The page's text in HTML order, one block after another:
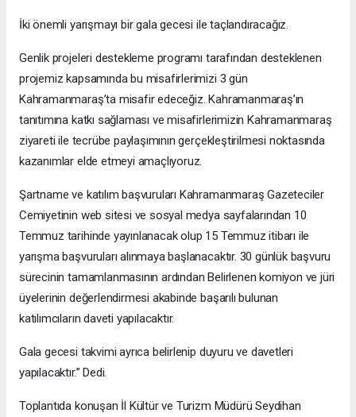
İki önemli yarışmayı bir gala gecesi ile taçlandıracağız.
Genlik projeleri destekleme programı tarafından desteklenen
projemiz kapsamında bu misafirlerimizi 3 gün
Kahramanmaraş’ta misafir edeceğiz. Kahramanmaraş’ın
tanıtımına katkı sağlaması ve misafirlerimizin Kahramanmaraş
ziyareti ile tecrübe paylaşımının gerçekleştirilmesi noktasında
kazanımlar elde etmeyi amaçlıyoruz.
Şartname ve katılım başvuruları Kahramanmaraş Gazeteciler
Cemiyetinin web sitesi ve sosyal medya sayfalarından 10
Temmuz tarihinde yayınlanacak olup 15 Temmuz itibarı ile
yarışma başvuruları alınmaya başlanacaktır. 30 günlük başvuru
sürecinin tamamlanmasının ardından Belirlenen komiyon ve jüri
üyelerinin değerlendirmesi akabinde başarılı bulunan
katılımcıların daveti yapılacaktır.
Gala gecesi takvimi ayrıca belirlenip duyuru ve davetleri
yapılacaktır.” Dedi.
Toplantıda konuşan İl Kültür ve Turizm Müdürü Seydihan